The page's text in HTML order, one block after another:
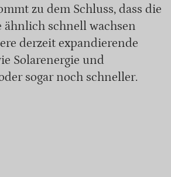
zu dem Schluss, dass die
ähnlich schnell wachsen
derzeit expandierende
Solarenergie und
sogar noch schneller.